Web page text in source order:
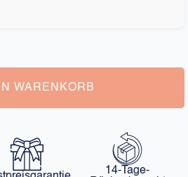
WARENKORB
14-Tage-